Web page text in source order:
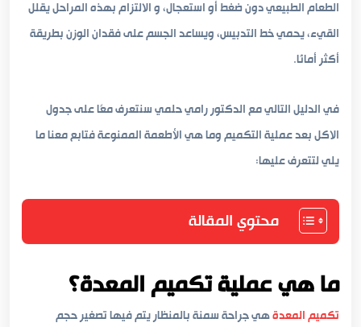
الطعام الطبيعي دون ضغط أو استعجال، و الالتزام بهذه المراحل يقلل
القيء، يحمي خط التدبيس، ويساعد الجسم على فقدان الوزن بطريقة
أكثر أمانًا.
في الدليل التالي مع الدكتور رامي حلمي سنتعرف معًا على جدول
الاكل بعد عملية التكميم وما هي الأطعمة الممنوعة فتابع معنا ما
يلي لتتعرف عليها:
محتوي المقالة
ما هي عملية تكميم المعدة؟
تكميم المعدةهي جراحة سمنة بالمنظار يتم فيها تصغير حجم